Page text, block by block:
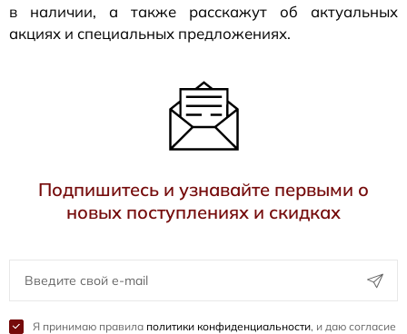
в наличии, а также расскажут об актуальных
акциях и специальных предложениях.
Подпишитесь и узнавайте первыми о
новых поступлениях и скидках
Я принимаю правила политики конфиденциальности, и даю согласие